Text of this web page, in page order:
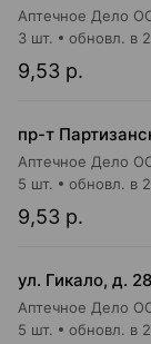
Аптечное Дело
9,53 р.
3 шт. обновл. в
пр-т
Аптечное Дело
9,53 р.
5 шт. обновл. в
ул. Гикало, д.
Аптечное Дело
5 шт. обновл. в